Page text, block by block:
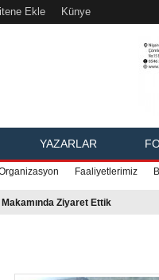
Ekle Künye
YAZARLAR
Faaliyetlerimiz
Makamında Ziyaret Ettik